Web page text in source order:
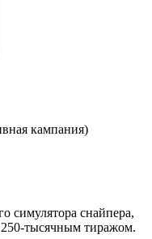
кампания)
симулятора снайпера,
250-тысячным тиражом.